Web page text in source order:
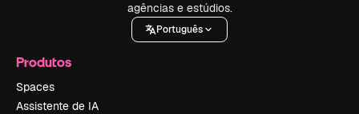
agências e estúdios.
Português
Produtos
Spaces
Assistente de IA